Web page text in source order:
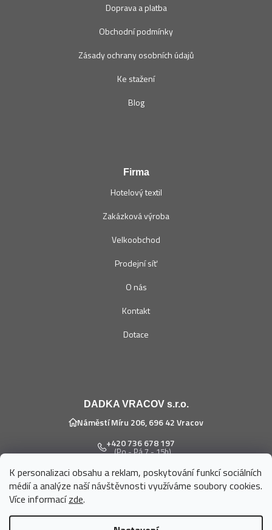
K personalizaci obsahu a reklam, poskytování funkcí sociálních
médií a analýze naší návštěvnosti využíváme soubory cookies.
Více informacízde.
Doprava a platba
Obchodní podmínky
Zásady ochrany osobních údajů
Ke stažení
Blog
Firma
Hotelový textil
Zakázková výroba
Velkoobchod
Prodejní síť
O nás
Kontakt
Dotace
DADKA VRACOV s.r.o.
Náměstí Míru 206, 696 42 Vracov
+420 736 678 197
(Po - Pá 7 - 15h)
eshop@dadka.cz